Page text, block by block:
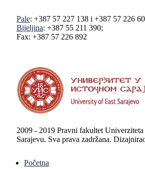
Pale: +387 57 227 138 i +387 57 226
Bijeljina: +387 55 211 390;
Fax: +387 57 226 892
2009 - 2019 Pravni fakultet
Sarajevu. Sva prava zadržana.
Početna